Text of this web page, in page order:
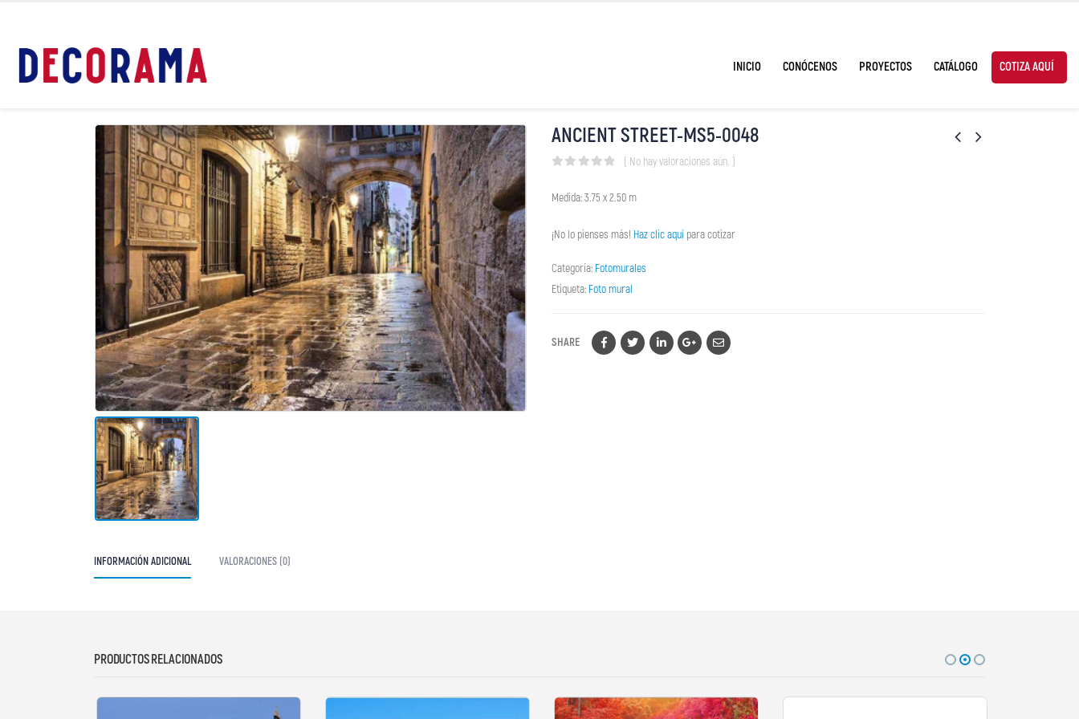
INICIO CONÓCENOS PROYECTOS CATÁLOGO COTIZA AQUÍ
ANCIENT STREET-MS5-0048
( No hay valoraciones aún. )
Medida: 3.75 x 2.50 m
¡No lo pienses más! Haz clic aquí para cotizar
Categoría: Fotomurales
Etiqueta: Foto mural
SHARE
INFORMACIÓN ADICIONAL VALORACIONES (0)
PRODUCTOS RELACIONADOS